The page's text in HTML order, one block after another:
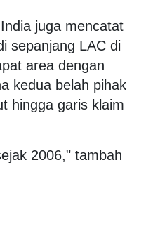
juga mencatat
sepanjang LAC di
area dengan
kedua belah pihak
hingga garis klaim
2006," tambah